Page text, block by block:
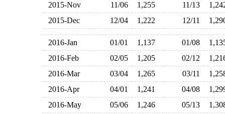
2015-Nov
11/06 1,255 11/13
2015-Dec
12/04 1,222 12/11
2016-Jan 01/01 1,137 01/08
2016-Feb
02/05 1,205 02/12
2016-Mar
03/04 1,265 03/11
2016-Apr
04/01 1,241 04/08
2016-May
05/06 1,246 05/13